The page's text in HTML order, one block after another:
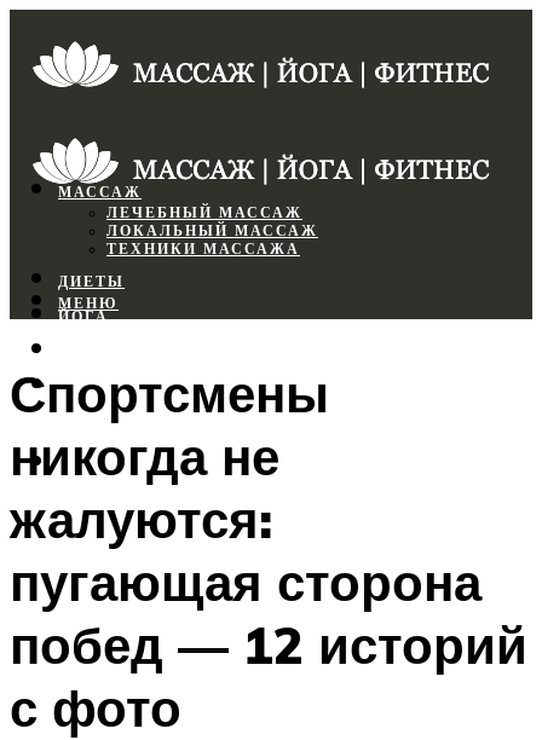
МАССАЖ
ЛЕЧЕБНЫЙ МАССАЖ
ЛОКАЛЬНЫЙ МАССАЖ
ТЕХНИКИ МАССАЖА
ДИЕТЫ
ЙОГА
ФИТНЕС
МЕНЮ
МЕНЮ
Спортсмены
никогда не
жалуются:
пугающая сторона
побед — 12 историй
с фото